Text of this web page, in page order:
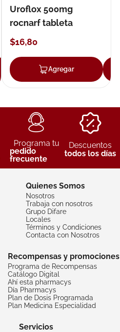
Agregar
Uroflox 500mg
rocnarf tableta
$16,80
Agregar
Programa tu
pedido
frecuente
Descuentos
todos los días
Quienes Somos
Nosotros
Trabaja con nosotros
Grupo Difare
Locales
Términos y Condiciones
Contacta con Nosotros
Recompensas y promociones
Programa de Recompensas
Catálogo Digital
Ahí esta pharmacys
Día Pharmacys
Plan de Dosis Programada
Plan Medicina Especialidad
Servicios